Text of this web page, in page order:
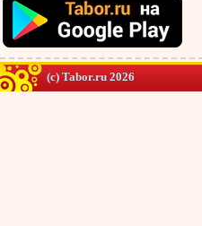
(c) Tabor.ru 2026